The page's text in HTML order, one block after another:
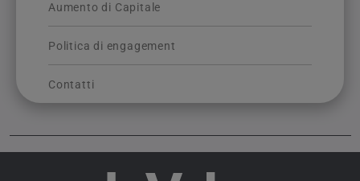
Aumento di Capitale
Politica di engagement
Contatti